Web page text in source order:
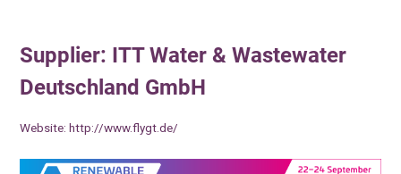
Supplier: ITT Water & Wastewater
Deutschland GmbH
Website:http://www.flygt.de/